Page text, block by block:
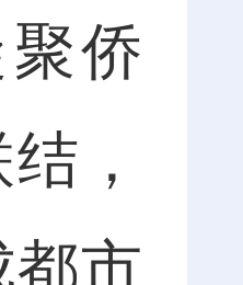
侨
，
市